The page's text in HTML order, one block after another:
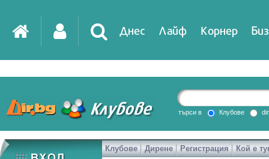
Днес Лайф Корнер
DirTV Impressio
Games
търси в Клубове
Клубове Дирене Регистрация Кой е